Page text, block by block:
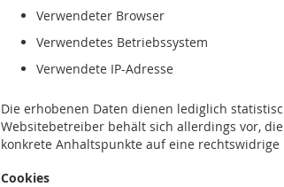
Verwendeter Browser
Verwendetes Betriebssystem
Verwendete IP-Adresse
Die erhobenen Daten dienen lediglich
Websitebetreiber behält sich allerdings vor,
konkrete Anhaltspunkte auf eine
Cookies